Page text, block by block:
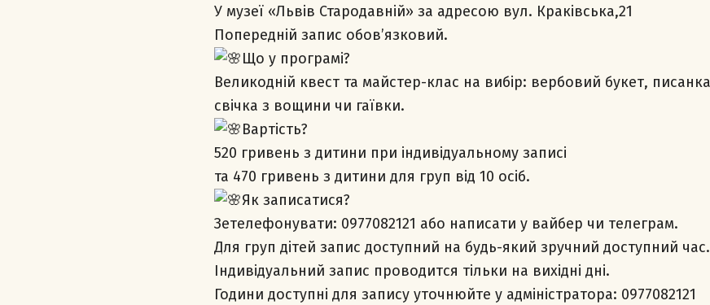
У музеї «Львів Стародавній» за адресою вул. Краківська,21
Попередній запис обов’язковий.
Що у програмі?
Великодній квест та майстер-клас на вибір: вербовий букет,
свічка з вощини чи гаївки.
Вартіcть?
520 гривень з дитини при індивідуальному записі
та 470 гривень з дитини для груп від 10 осіб.
Як записатися?
Зетелефонувати: 0977082121 або написати у вайбер чи телеграм.
Для груп дітей запис доступний на будь-який зручний доступний час.
Індивідуальний запис проводится тільки на вихідні дні.
Години доступні для запису уточнюйте у адміністратора: 0977082121